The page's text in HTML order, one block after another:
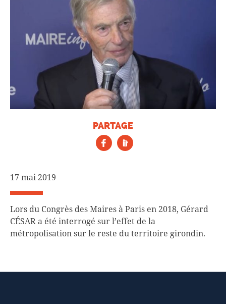
PARTAGE
17 mai 2019
Lors du Congrès des Maires à Paris en 2018, Gérard
CÉSAR a été interrogé sur l’effet de la
métropolisation sur le reste du territoire girondin.